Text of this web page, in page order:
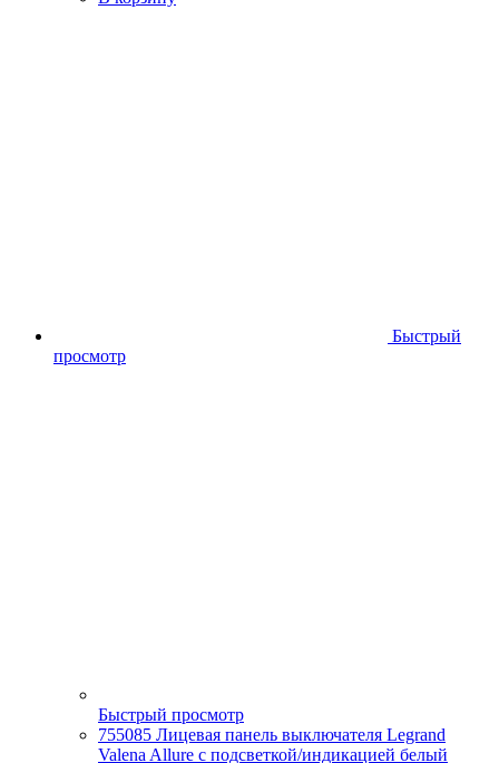
Быстрый
просмотр
Быстрый просмотр
755085 Лицевая панель выключателя Legrand
Valena Allure с подсветкой/индикацией белый